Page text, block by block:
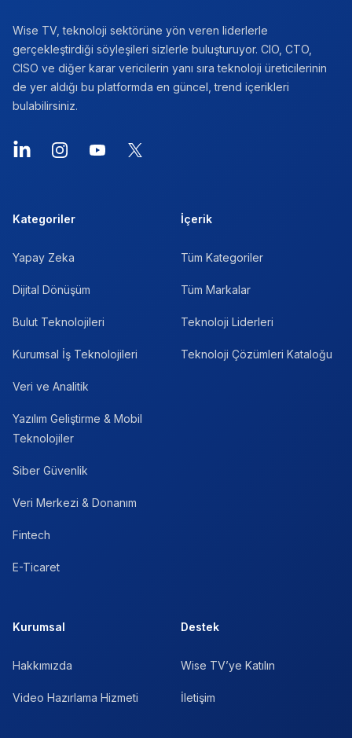
Wise TV, teknoloji sektörüne yön veren liderlerle
gerçekleştirdiği söyleşileri sizlerle buluşturuyor. CIO, CTO,
CISO ve diğer karar vericilerin yanı sıra teknoloji üreticilerinin
de yer aldığı bu platformda en güncel, trend içerikleri
bulabilirsiniz.
LinkedInInstagramYouTube
X
Kategoriler
Yapay Zeka
Dijital Dönüşüm
Bulut Teknolojileri
Kurumsal İş Teknolojileri
Veri ve Analitik
Yazılım Geliştirme & Mobil
Teknolojiler
Siber Güvenlik
Veri Merkezi & Donanım
Fintech
E-Ticaret
İçerik
Tüm Kategoriler
Tüm Markalar
Teknoloji Liderleri
Teknoloji Çözümleri Kataloğu
Kurumsal
Hakkımızda
Video Hazırlama Hizmeti
Destek
Wise TV’ye Katılın
İletişim